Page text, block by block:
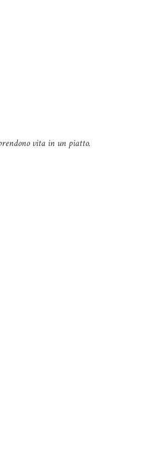
vita in un piatto.